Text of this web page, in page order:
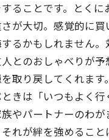
ることです。とくに
が大切。感覚的に買
るかもしれません。
とのおしゃべりが予
取り戻してくれます
きは「いつもよく行
やパートナーのわが
れが絆を強めること